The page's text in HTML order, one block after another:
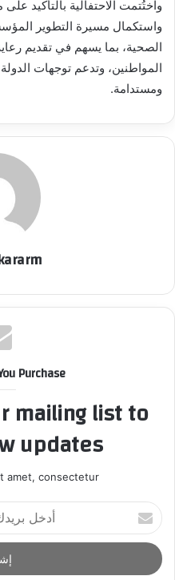
واختُتمت الاحتفالية بالتأكيد
واستكمال مسيرة التطوير
الصحية، بما يسهم في تقديم
المواطنين، وتدعم توجهات
ومستدامة.
Purchase
mailing list to
updates!
amet, consectetur.
أ
د
خ
ل